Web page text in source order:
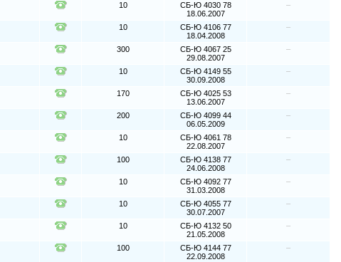
10
СБ-Ю 4030 78
18.06.2007
–
10
СБ-Ю 4106 77
18.04.2008
–
300
СБ-Ю 4067 25
29.08.2007
–
10
СБ-Ю 4149 55
30.09.2008
–
170
СБ-Ю 4025 53
13.06.2007
–
200
СБ-Ю 4099 44
06.05.2009
–
10
СБ-Ю 4061 78
22.08.2007
–
100
СБ-Ю 4138 77
24.06.2008
–
10
СБ-Ю 4092 77
31.03.2008
–
10
СБ-Ю 4055 77
30.07.2007
–
10
СБ-Ю 4132 50
21.05.2008
–
100
СБ-Ю 4144 77
22.09.2008
–